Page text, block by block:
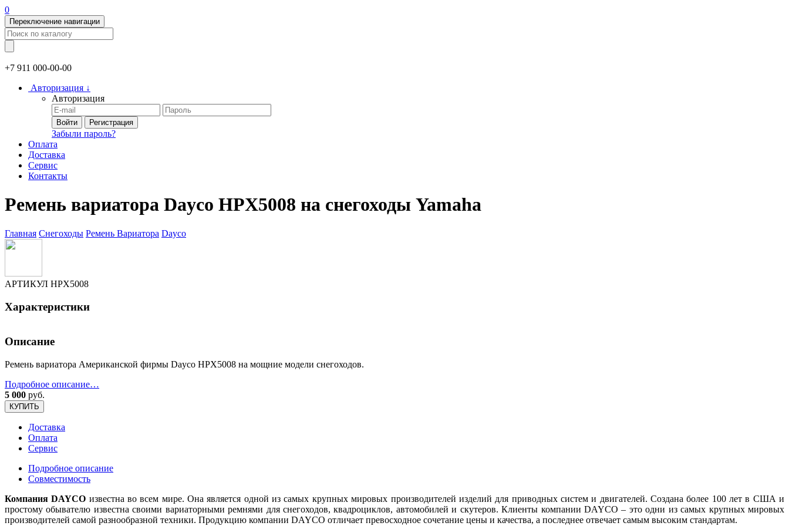
0
Переключение навигации
+7 911 000-00-00
Авторизация ↓
Авторизация
Войти Регистрация
Забыли пароль?
Оплата
Доставка
Сервис
Контакты
Ремень вариатора Dayco HPX5008 на снегоходы Yamaha
Главная Снегоходы Ремень Вариатора Dayco
АРТИКУЛ HPX5008
Характеристики
Описание
Ремень вариатора Американской фирмы Dayco HPX5008 на мощние модели снегоходов.
Подробное описание…
5 000 руб.
КУПИТЬ
Доставка
Оплата
Сервис
Подробное описание
Совместимость
Компания DAYCO известна во всем мире. Она является одной из самых крупных мировых производителей изделий для приводных систем и двигателей. Создана более 100 лет в США и
простому обывателю известна своими вариаторными ремнями для снегоходов, квадроциклов, автомобилей и скутеров. Клиенты компании DAYCO – это одни из самых крупных мировых
производителей самой разнообразной техники. Продукцию компании DAYCO отличает превосходное сочетание цены и качества, а последнее отвечает самым высоким стандартам.